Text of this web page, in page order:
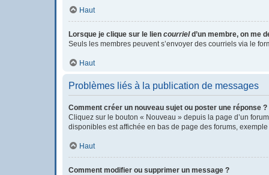
Haut
Lorsque je clique sur le lien courrield’un membre, on me
Seuls les membres peuvent s’envoyer des courriels via le
Haut
Problèmes liés à la publication de messages
Comment créer un nouveau sujet ou poster une réponse ?
Cliquez sur le bouton « Nouveau » depuis la page d’un
disponibles est affichée en bas de page des forums,
Haut
Comment modifier ou supprimer un message ?